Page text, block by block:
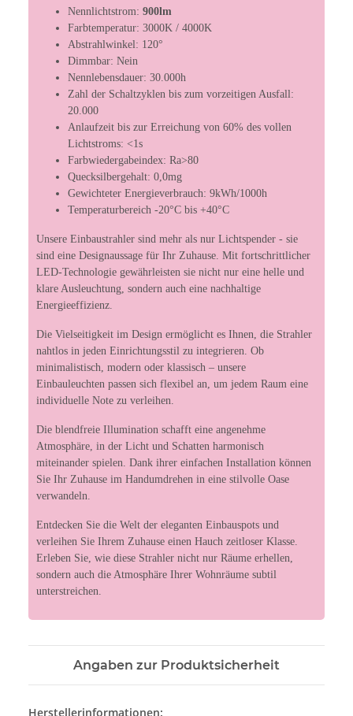
Nennlichtstrom: 900lm
Farbtemperatur: 3000K / 4000K
Abstrahlwinkel: 120°
Dimmbar: Nein
Nennlebensdauer: 30.000h
Zahl der Schaltzyklen bis zum vorzeitigen Ausfall:
20.000
Anlaufzeit bis zur Erreichung von 60% des vollen
Lichtstroms: <1s
Farbwiedergabeindex: Ra>80
Quecksilbergehalt: 0,0mg
Gewichteter Energieverbrauch: 9kWh/1000h
Temperaturbereich -20°C bis +40°C
Unsere Einbaustrahler sind mehr als nur Lichtspender - sie
sind eine Designaussage für Ihr Zuhause. Mit fortschrittlicher
LED-Technologie gewährleisten sie nicht nur eine helle und
klare Ausleuchtung, sondern auch eine nachhaltige
Energieeffizienz.
Die Vielseitigkeit im Design ermöglicht es Ihnen, die Strahler
nahtlos in jeden Einrichtungsstil zu integrieren. Ob
minimalistisch, modern oder klassisch – unsere
Einbauleuchten passen sich flexibel an, um jedem Raum eine
individuelle Note zu verleihen.
Die blendfreie Illumination schafft eine angenehme
Atmosphäre, in der Licht und Schatten harmonisch
miteinander spielen. Dank ihrer einfachen Installation können
Sie Ihr Zuhause im Handumdrehen in eine stilvolle Oase
verwandeln.
Entdecken Sie die Welt der eleganten Einbauspots und
verleihen Sie Ihrem Zuhause einen Hauch zeitloser Klasse.
Erleben Sie, wie diese Strahler nicht nur Räume erhellen,
sondern auch die Atmosphäre Ihrer Wohnräume subtil
unterstreichen.
Angaben zur Produktsicherheit
Herstellerinformationen: